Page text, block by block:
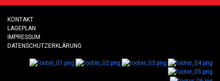
KONTAKT
LAGEPLAN
IMPRESSUM
DATENSCHUTZERKLÄRUNG